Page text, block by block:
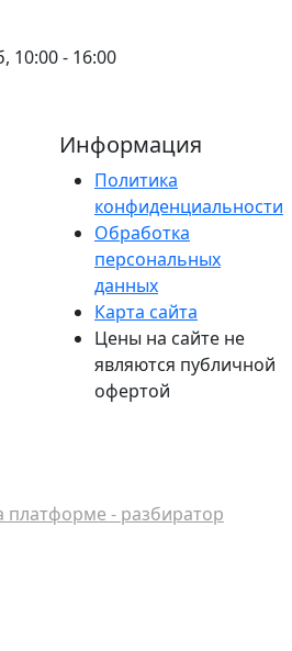
10:00 - 16:00
Информация
Политика
конфиденциальности
Обработка
персональных
данных
Карта сайта
Цены на сайте не
являются публичной
офертой
платформе - разбиратор